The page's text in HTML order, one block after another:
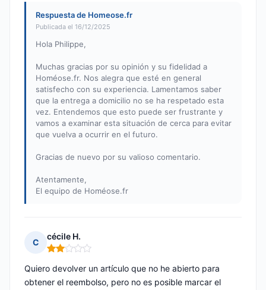
Respuesta de Homeose.fr
Publicada el 16/12/2025
Hola Philippe,
Muchas gracias por su opinión y su fidelidad a
Homéose.fr. Nos alegra que esté en general
satisfecho con su experiencia. Lamentamos saber
que la entrega a domicilio no se ha respetado esta
vez. Entendemos que esto puede ser frustrante y
vamos a examinar esta situación de cerca para evitar
que vuelva a ocurrir en el futuro.
Gracias de nuevo por su valioso comentario.
Atentamente,
El equipo de Homéose.fr
C
cécile H.
Nota: 2 de 5
Quiero devolver un artículo que no he abierto para
obtener el reembolso, pero no es posible marcar el